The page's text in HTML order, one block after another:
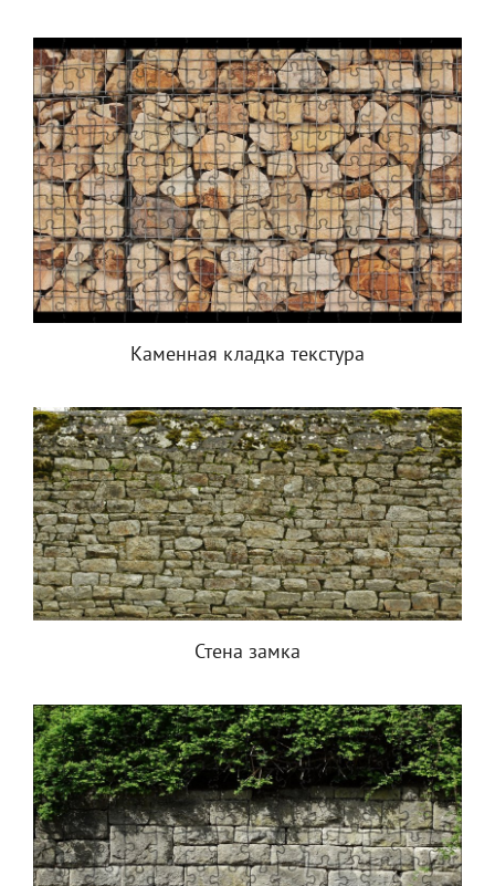
Каменная кладка текстура
Стена замка